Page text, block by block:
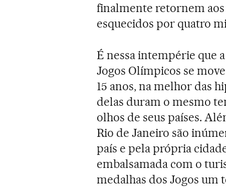
finalmente retornem aos
esquecidos por quatro
É nessa intempérie que
Jogos Olímpicos se
15 anos, na melhor das
delas duram o mesmo
olhos de seus países.
Rio de Janeiro são
país e pela própria
embalsamada com o
medalhas dos Jogos um